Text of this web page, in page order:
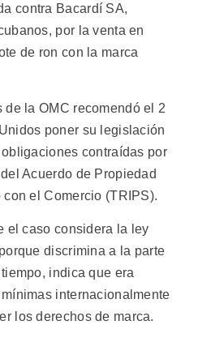
contra Bacardí SA,
por la venta en
de ron con la marca
de la OMC recomendó el 2
poner su legislación
contraídas por
Acuerdo de Propiedad
el Comercio (TRIPS).
el caso considera la ley
discrimina a la parte
indica que era
internacionalmente
los derechos de marca.